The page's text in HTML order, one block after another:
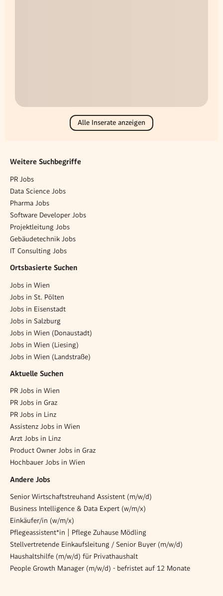
Alle Inserate anzeigen
Weitere Suchbegriffe
PR Jobs
Data Science Jobs
Pharma Jobs
Software Developer Jobs
Projektleitung Jobs
Gebäudetechnik Jobs
IT Consulting Jobs
Ortsbasierte Suchen
Jobs in Wien
Jobs in St. Pölten
Jobs in Eisenstadt
Jobs in Salzburg
Jobs in Wien (Donaustadt)
Jobs in Wien (Liesing)
Jobs in Wien (Landstraße)
Aktuelle Suchen
PR Jobs in Wien
PR Jobs in Graz
PR Jobs in Linz
Assistenz Jobs in Wien
Arzt Jobs in Linz
Product Owner Jobs in Graz
Hochbauer Jobs in Wien
Andere Jobs
Senior Wirtschaftstreuhand Assistent (m/w/d)
Business Intelligence & Data Expert (w/m/x)
Einkäufer/in (w/m/x)
Pflegeassistent*in | Pflege Zuhause Mödling
Stellvertretende Einkaufsleitung / Senior Buyer (m/w/d)
Haushaltshilfe (m/w/d) für Privathaushalt
People Growth Manager (m/w/d) - befristet auf 12 Monate